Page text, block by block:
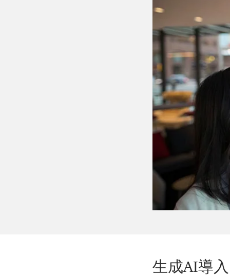
生成AI導